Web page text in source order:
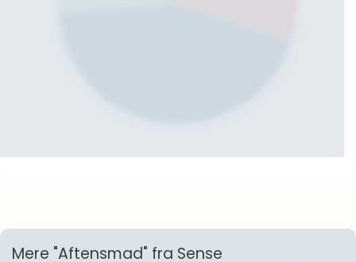
Mere "Aftensmad" fra Sense